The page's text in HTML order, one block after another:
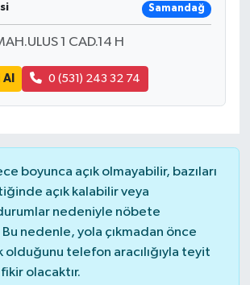
Samandağ
1 CAD.14 H
0 (531) 243 32 74
boyunca açık olmayabilir, bazıları
açık kalabilir veya
nedeniyle nöbete
nedenle, yola çıkmadan önce
olduğunu telefon aracılığıyla teyit
olacaktır.
YAZI